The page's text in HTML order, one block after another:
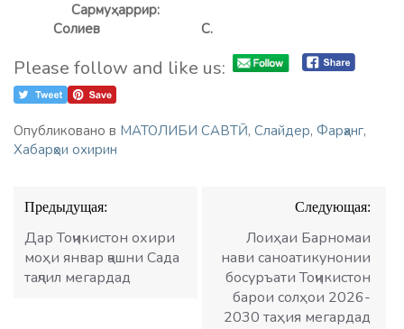
Сармуҳаррир:
Солиев
С.
Please follow and like us:
Опубликовано в МАТОЛИБИ САВТӢ, Слайдер, Фарҳанг,
Хабарҳои охирин
Навигация
по
записям
Предыдущая:
Дар Тоҷикистон охири
моҳи январ ҷашни Сада
таҷлил мегардад
Следующая:
Лоиҳаи Барномаи
нави саноатикунонии
босуръати Тоҷикистон
барои солҳои 2026-
2030 таҳия мегардад